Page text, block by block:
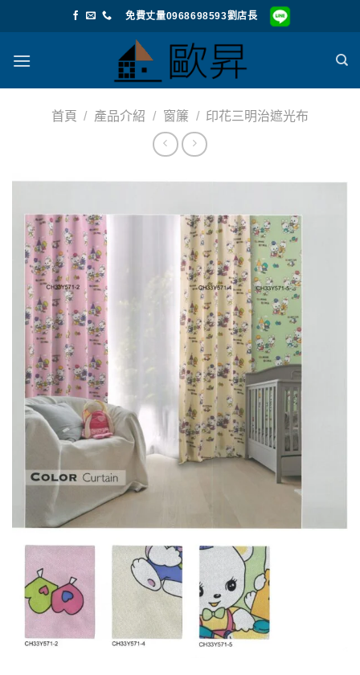
to
免費丈量0968698593劉店長
首頁 / 產品介紹 / 窗簾 / 印花三明治遮光布